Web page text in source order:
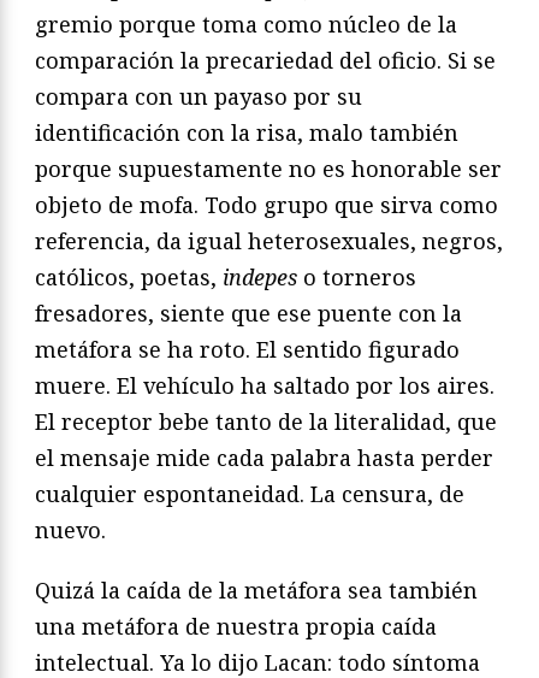
gremio porque toma como núcleo de la
comparación la precariedad del oficio. Si se
compara con un payaso por su
identificación con la risa, malo también
porque supuestamente no es honorable ser
objeto de mofa. Todo grupo que sirva como
referencia, da igual heterosexuales, negros,
católicos, poetas, indepes o torneros
fresadores, siente que ese puente con la
metáfora se ha roto. El sentido figurado
muere. El vehículo ha saltado por los aires.
El receptor bebe tanto de la literalidad, que
el mensaje mide cada palabra hasta perder
cualquier espontaneidad. La censura, de
nuevo.
Quizá la caída de la metáfora sea también
una metáfora de nuestra propia caída
intelectual. Ya lo dijo Lacan: todo síntoma